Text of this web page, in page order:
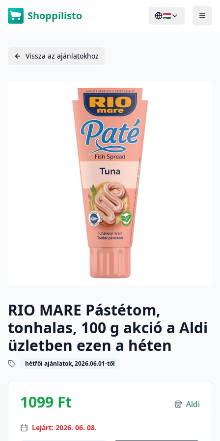
Shoppilisto 🇭🇺
Vissza az ajánlatokhoz
RIO MARE Pástétom,
tonhalas, 100 g akció a Aldi
üzletben ezen a héten
hétfői ajánlatok, 2026.06.01-től
1099 Ft Aldi
Lejárt: 2026. 06. 08.